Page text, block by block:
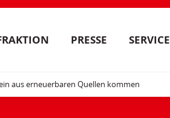
PRESSE SERVICE
aus erneuerbaren Quellen kommen